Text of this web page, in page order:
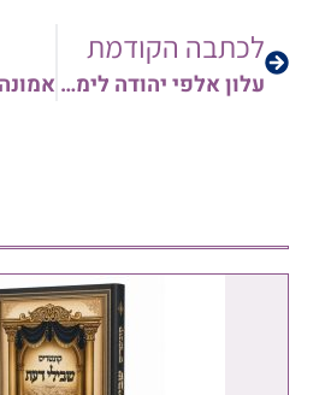
לכתבה הקודמת
עלון אלפי יהודה לימי החנוכה ה'תשפ"א | לעיון והורדה